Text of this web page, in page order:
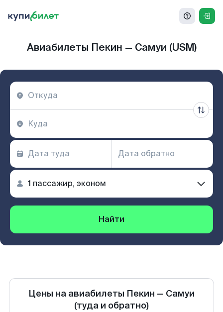
Авиабилеты Пекин — Самуи (USM)
Найти
Цены на авиабилеты Пекин — Самуи
(туда и обратно)